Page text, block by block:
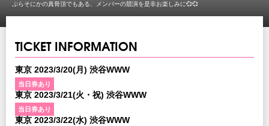
ぷらそにかの真骨頂でもある、メンバーの競演を是非お楽しみに💞💞
TICKET INFORMATION
東京 2023/3/20(月) 渋谷WWW
当日券あり
東京 2023/3/21(火・祝) 渋谷WWW
当日券あり
東京 2023/3/22(水) 渋谷WWW